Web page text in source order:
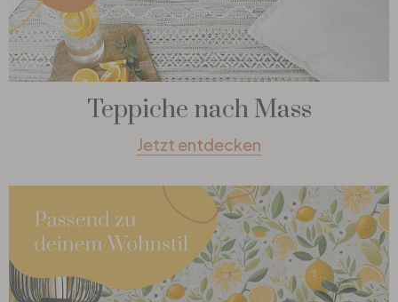
Teppiche nach Mass
Jetzt entdecken